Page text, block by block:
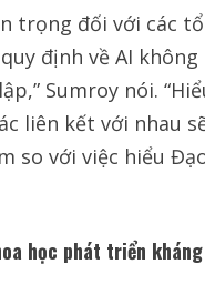
trọng đối với các
định về AI
Sumroy nói.
liên kết với nhau
so với việc hiểu
học phát triển